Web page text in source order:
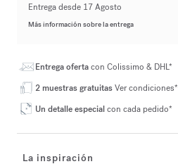
Entrega desde 17 Agosto
Más información sobre la entrega
Entrega ofertacon Colissimo & DHL*
2 muestras gratuitasVer condiciones*
Un detalle especialcon cada pedido*
La inspiración